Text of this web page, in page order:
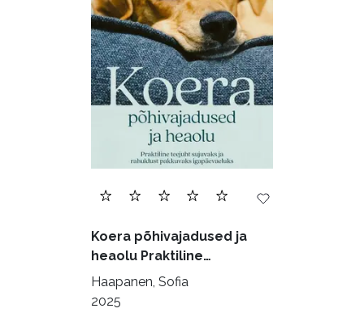
Ettevõtlus (30)
Filoloogia (121)
Filosoofia (146)
Geograafia (65)
Haridus (20)
Ilukirjandus (4254)
Krimi ja põnevik (1284)
Kultuur ja teadus (45)
Kunst ja looming (86)
Koera põhivajadused ja
heaolu Praktiline
käsiraamat sujuvaks ja
rahuldust pakkuvaks
Haapanen, Sofia
2025